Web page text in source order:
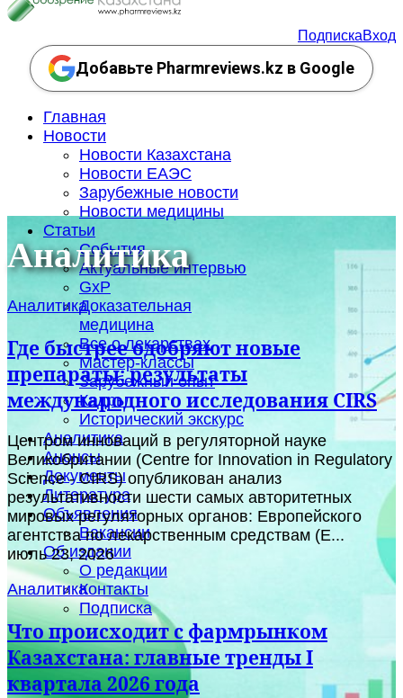
ПодпискаВход
Добавьте Pharmreviews.kz в Google
Главная
Новости
Новости Казахстана
Новости ЕАЭС
Зарубежные новости
Новости медицины
Статьи
События
Актуальные интервью
GxP
Доказательная
медицина
Все о лекарствах
Мастер-классы
Зарубежный опыт
Кадры
Исторический экскурс
Аналитика
Анонсы
Документы
Литература
Объявления
Вакансии
Об издании
О редакции
Контакты
Подписка
Аналитика
Аналитика
Где быстрее одобряют новые
препараты: результаты
международного исследования CIRS
Центром инноваций в регуляторной науке
Великобритании (Centre for Innovation in Regulatory
Science - CIRS) опубликован анализ
результативности шести самых авторитетных
мировых регуляторных органов: Европейского
агентства по лекарственным средствам (E...
июль 23, 2026
Аналитика
Что происходит с фармрынком
Казахстана: главные тренды I
квартала 2026 года